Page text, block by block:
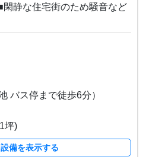
閑静な住宅街のため騒音など
バス停まで徒歩6分）
坪)
備を表示する